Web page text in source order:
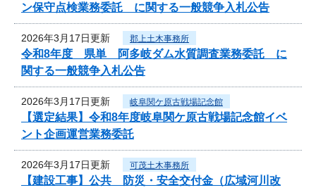
ン保守点検業務委託 に関する一般競争入札公告
2026年3月17日更新 郡上土木事務所
令和8年度 県単 阿多岐ダム水質調査業務委託 に
関する一般競争入札公告
2026年3月17日更新 岐阜関ケ原古戦場記念館
【選定結果】令和8年度岐阜関ケ原古戦場記念館イベ
ント企画運営業務委託
2026年3月17日更新 可茂土木事務所
【建設工事】公共 防災・安全交付金（広域河川改